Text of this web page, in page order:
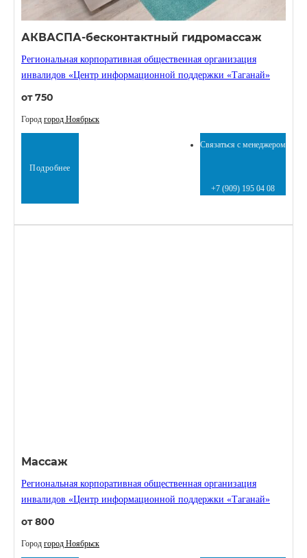
АКВАСПА-бесконтактный гидромассаж
Региональная корпоративная общественная организация
инвалидов «Центр информационной поддержки «Таганай»
от 750
Город город Ноябрьск
Подробнее
Связаться с менеджером
+7 (909) 195 04 08
Массаж
Региональная корпоративная общественная организация
инвалидов «Центр информационной поддержки «Таганай»
от 800
Город город Ноябрьск